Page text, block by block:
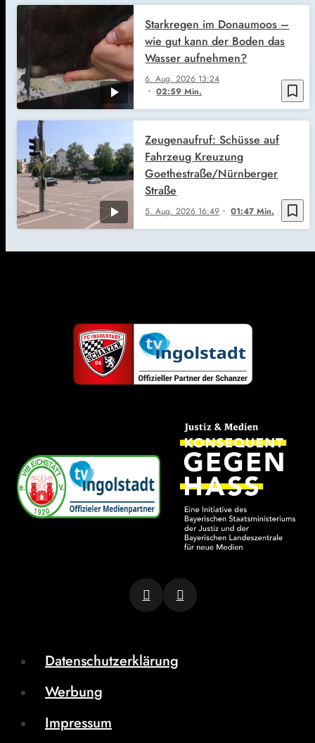
bookmark_border
6. Aug. 2026 13:24
02:59 Min.
Starkregen im Donaumoos –
wie gut kann der Boden das
Wasser aufnehmen?
bookmark_border
5. Aug. 2026 16:49 01:47 Min.
Zeugenaufruf: Schüsse auf
Fahrzeug Kreuzung
Goethestraße/Nürnberger
Straße
Datenschutzerklärung
Werbung
Impressum